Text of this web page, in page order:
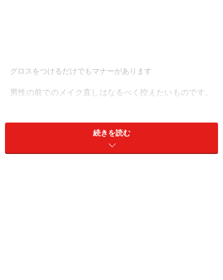
グロスをつけるだけでもマナーがあります
男性の前でのメイク直しはなるべく控えたいものです。
ルやアイメイクなどのチェックは、許されると思ってい
ませんか。ほとんどの男性は女性の裏舞台を見るのが好
きではありません。初めてのデートなら、なおさら。あ
続きを読む